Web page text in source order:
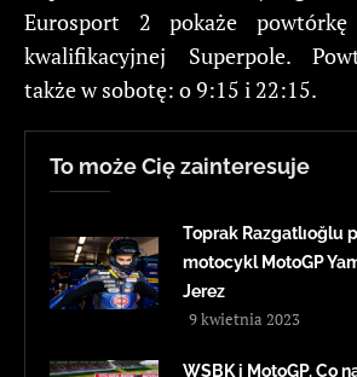
Eurosport 2 pokaże
kwalifikacyjnej Superpole.
także w sobotę: o 9:15 i 22:15.
To może Cię zainteresuje
Toprak Razgatlıoğlu
motocykl MotoGP
Jerez
9 kwietnia 2023
WSBK i MotoGP. Co